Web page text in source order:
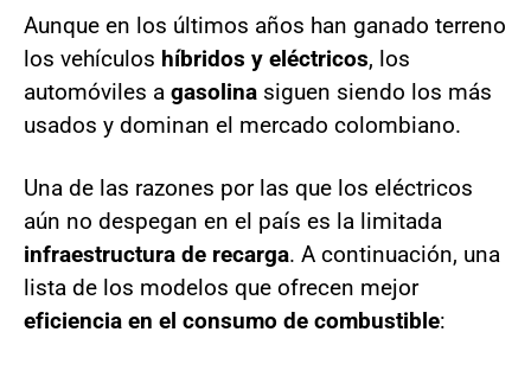
Aunque en los últimos años han ganado terreno
los vehículos híbridos y eléctricos, los
automóviles a gasolina siguen siendo los más
usados y dominan el mercado colombiano.
Una de las razones por las que los eléctricos
aún no despegan en el país es la limitada
infraestructura de recarga. A continuación, una
lista de los modelos que ofrecen mejor
eficiencia en el consumo de combustible: